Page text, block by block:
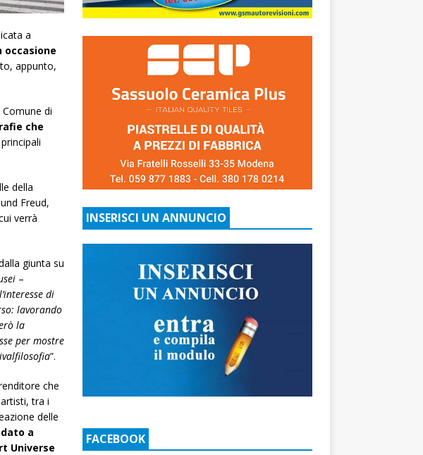
a
occasione
appunto,
di
che
della
Freud,
verrà
giunta su
–
di
lavorando
la
per mostre
”.
che
tra i
delle
a
Universe
INSERISCI UN ANNUNCIO
FACEBOOK